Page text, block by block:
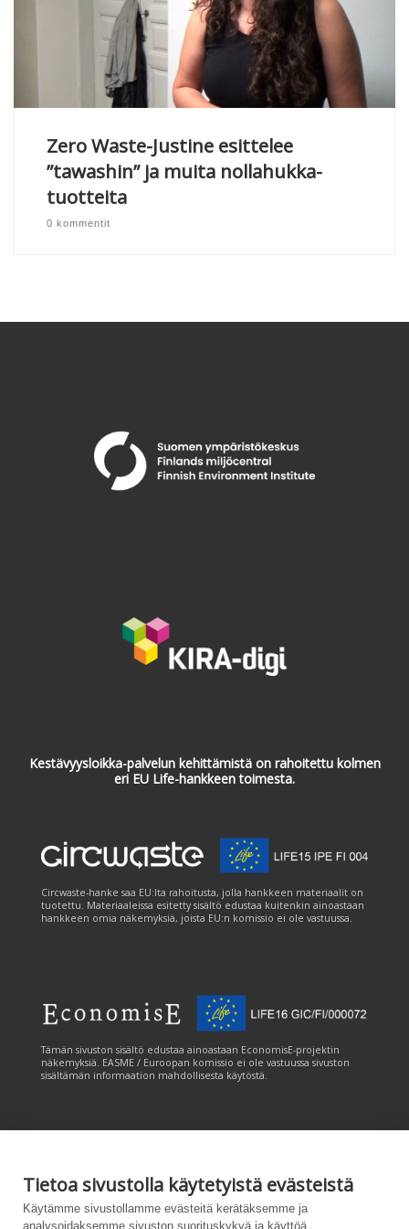
Tietoa sivustolla käytetyistä evästeistä
Käytämme sivustollamme evästeitä kerätäksemme ja
analysoidaksemme sivuston suorituskykyä ja käyttöä,
Zero Waste-Justine esittelee
”tawashin” ja muita nollahukka-
tuotteita
0 kommentit
Kestävyysloikka-palvelun kehittämistä on rahoitettu kolmen
eri EU Life-hankkeen toimesta.
Circwaste-hanke saa EU:lta rahoitusta, jolla hankkeen materiaalit on
tuotettu. Materiaaleissa esitetty sisältö edustaa kuitenkin ainoastaan
hankkeen omia näkemyksiä, joista EU:n komissio ei ole vastuussa.
Tämän sivuston sisältö edustaa ainoastaan EconomisE-projektin
näkemyksiä. EASME / Euroopan komissio ei ole vastuussa sivuston
sisältämän informaation mahdollisesta käytöstä.
Tämän sivuston tuottamiseen on saatu rahoitusta Euroopan unionin
LIFE-ohjelmasta. Tämän sivuston sisältö edustaa ainoastaan